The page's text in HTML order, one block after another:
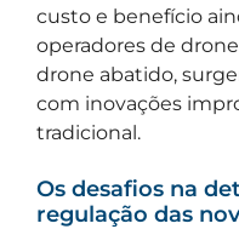
custo e benefício
operadores de
drone abatido,
com inovações
tradicional.
Os desafios na
regulação das